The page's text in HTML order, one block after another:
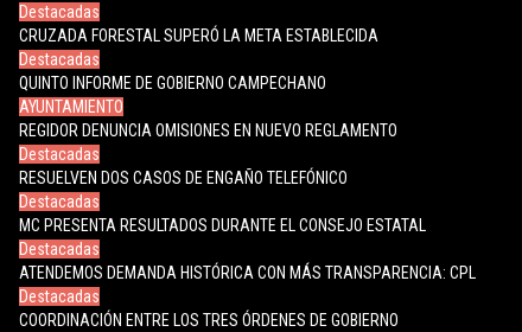
Destacadas
CRUZADA FORESTAL SUPERÓ LA META ESTABLECIDA
Destacadas
QUINTO INFORME DE GOBIERNO CAMPECHANO
AYUNTAMIENTO
REGIDOR DENUNCIA OMISIONES EN NUEVO REGLAMENTO
Destacadas
RESUELVEN DOS CASOS DE ENGAÑO TELEFÓNICO
Destacadas
MC PRESENTA RESULTADOS DURANTE EL CONSEJO ESTATAL
Destacadas
ATENDEMOS DEMANDA HISTÓRICA CON MÁS TRANSPARENCIA: CPL
Destacadas
COORDINACIÓN ENTRE LOS TRES ÓRDENES DE GOBIERNO